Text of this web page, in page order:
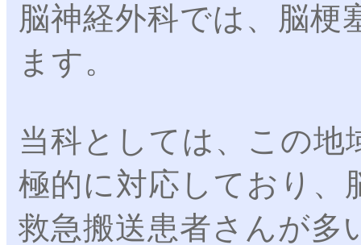
脳神経外科では、脳梗
ます。
当科としては、この地
極的に対応しており、
救急搬送患者さんが多